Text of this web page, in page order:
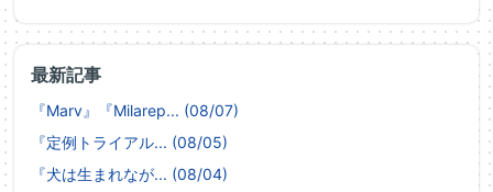
最新記事
『Marv』『Milarep... (08/07)
『定例トライアル... (08/05)
『犬は生まれなが... (08/04)